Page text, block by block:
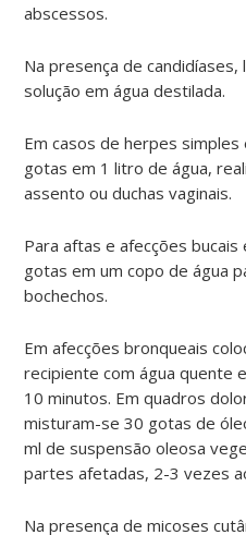
abscessos.
Na presença de candidíases,
solução em água destilada.
Em casos de herpes
gotas em 1 litro de água,
assento ou duchas vaginais.
Para aftas e afecções
gotas em um copo de água
bochechos.
Em afecções bronqueais
recipiente com água quente
10 minutos. Em quadros
misturam-se 30 gotas de
ml de suspensão oleosa
partes afetadas, 2-3 vezes
Na presença de micoses